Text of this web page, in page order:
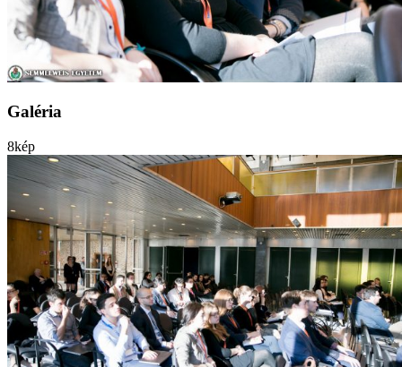
Galéria
8kép